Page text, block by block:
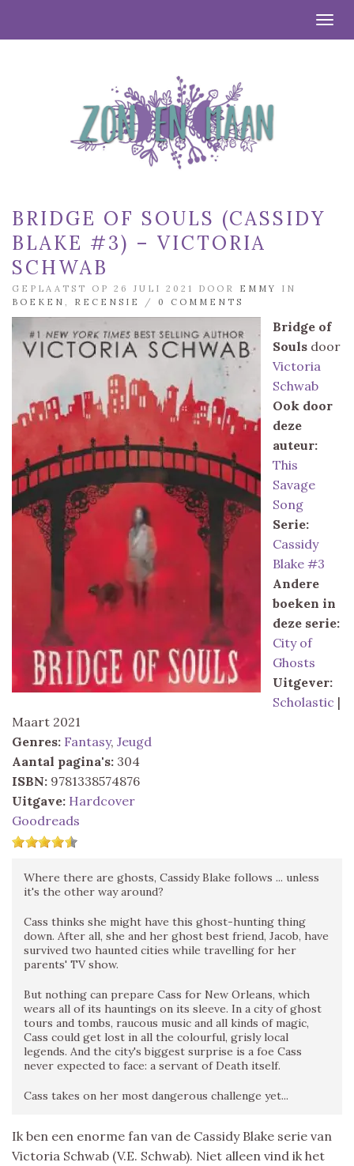
BRIDGE OF SOULS (CASSIDY
BLAKE #3) – VICTORIA
SCHWAB
GEPLAATST OP 26 JULI 2021 DOOR EMMY
IN
BOEKEN
RECENSIE / 0 COMMENTS
Bridge of
Souls door
Victoria
Schwab
Ook door
deze
auteur:
This
Savage
Song
Serie:
Cassidy
Blake #3
Andere
boeken in
deze serie:
City of
Ghosts
Uitgever:
Scholastic |
Maart 2021
Genres: Fantasy, Jeugd
Aantal pagina's: 304
ISBN: 9781338574876
Uitgave: Hardcover
Goodreads
Where there are ghosts, Cassidy Blake follows ... unless
it's the other way around?
Cass thinks she might have this ghost-hunting thing
down. After all, she and her ghost best friend, Jacob, have
survived two haunted cities while travelling for her
parents' TV show.
But nothing can prepare Cass for New Orleans, which
wears all of its hauntings on its sleeve. In a city of ghost
tours and tombs, raucous music and all kinds of magic,
Cass could get lost in all the colourful, grisly local
legends. And the city's biggest surprise is a foe Cass
never expected to face: a servant of Death itself.
Cass takes on her most dangerous challenge yet...
Ik ben een enorme fan van de Cassidy Blake serie van
Victoria Schwab (V.E. Schwab). Niet alleen vind ik het